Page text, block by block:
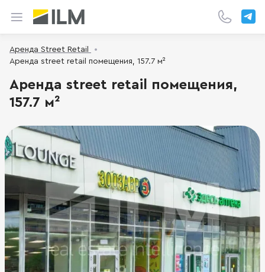
Аренда Street Retail
Аренда street retail помещения, 157.7 м²
Аренда street retail помещения,
157.7 м²